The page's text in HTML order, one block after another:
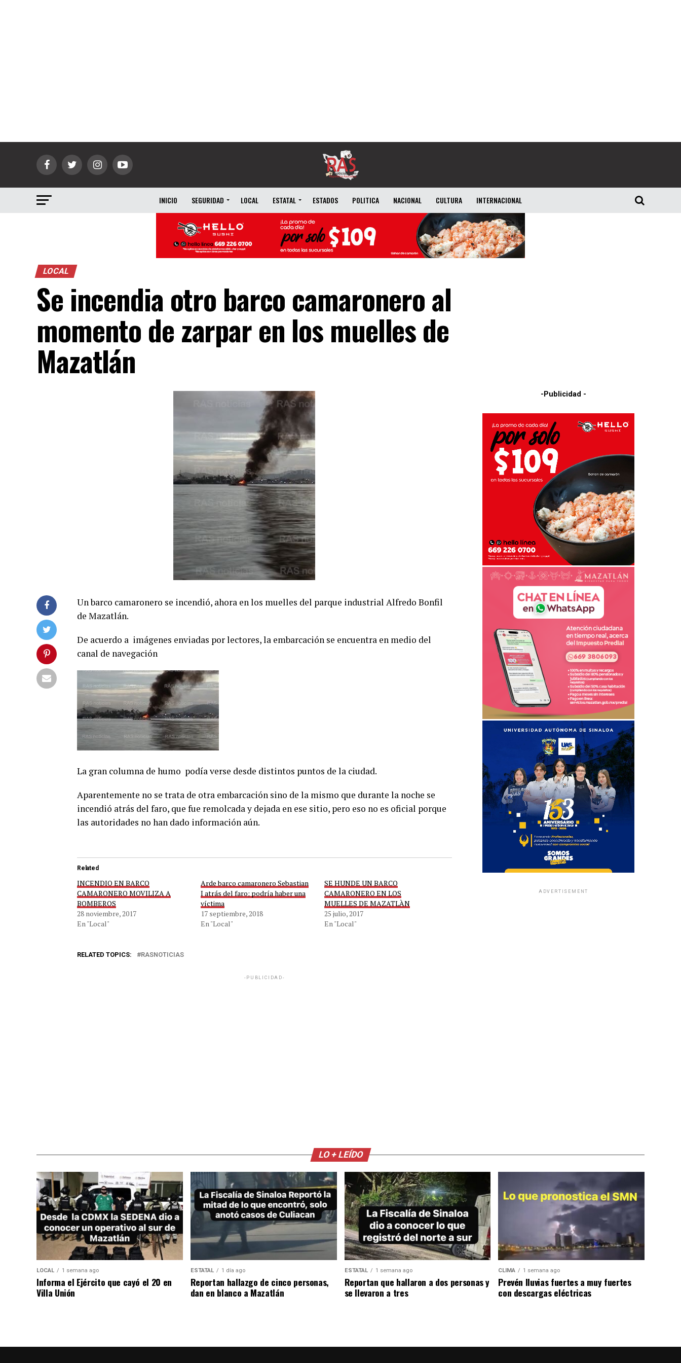
INICIO SEGURIDAD LOCAL ESTATAL ESTADOS POLITICA NACIONAL CULTURA INTERNACIONAL
LOCAL
Se incendia otro barco camaronero al
momento de zarpar en los muelles de
Mazatlán
Un barco camaronero se incendió, ahora en los muelles del parque industrial Alfredo Bonfil
de Mazatlán.
De acuerdo a imágenes enviadas por lectores, la embarcación se encuentra en medio del
canal de navegación
La gran columna de humo podía verse desde distintos puntos de la ciudad.
Aparentemente no se trata de otra embarcación sino de la mismo que durante la noche se
incendió atrás del faro, que fue remolcada y dejada en ese sitio, pero eso no es oficial porque
las autoridades no han dado información aún.
Related
INCENDIO EN BARCO
CAMARONERO MOVILIZA A
BOMBEROS
28 noviembre, 2017
En "Local"
Arde barco camaronero Sebastian
I atrás del faro; podría haber una
víctima
17 septiembre, 2018
En "Local"
SE HUNDE UN BARCO
CAMARONERO EN LOS
MUELLES DE MAZATLÀN
25 julio, 2017
En "Local"
RELATED TOPICS: RASNOTICIAS
-PUBLICIDAD-
-Publicidad -
ADVERTISEMENT
LO + LEÍDO
LOCAL 1 semana ago
Informa el Ejército que cayó el 20 en
Villa Unión
ESTATAL 1 día ago
Reportan hallazgo de cinco personas,
dan en blanco a Mazatlán
ESTATAL 1 semana ago
Reportan que hallaron a dos personas y
se llevaron a tres
CLIMA 1 semana ago
Prevén lluvias fuertes a muy fuertes
con descargas eléctricas